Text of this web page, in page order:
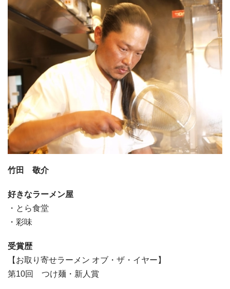
竹田 敬介
好きなラーメン屋
・とら食堂
・彩味
受賞歴
【お取り寄せラーメン オブ・ザ・イヤー】
第10回 つけ麺・新人賞